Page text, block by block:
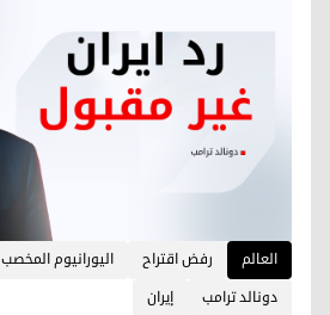
العالم رفض اقتراح اليورانيوم المخصب
دونالد ترامب
إيران